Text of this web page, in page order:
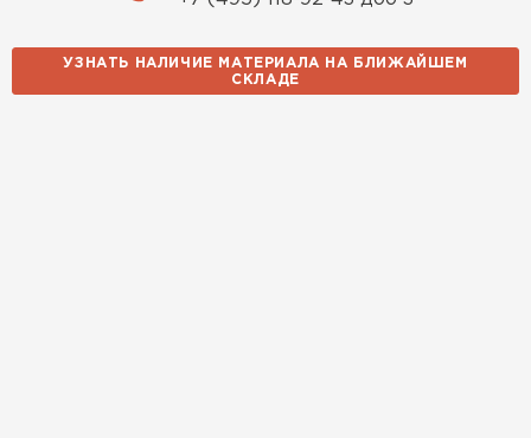
УЗНАТЬ НАЛИЧИЕ МАТЕРИАЛА НА БЛИЖАЙШЕМ
СКЛАДЕ